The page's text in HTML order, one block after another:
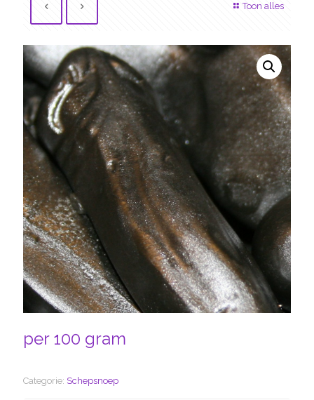
Toon alles
per 100 gram
Categorie: Schepsnoep